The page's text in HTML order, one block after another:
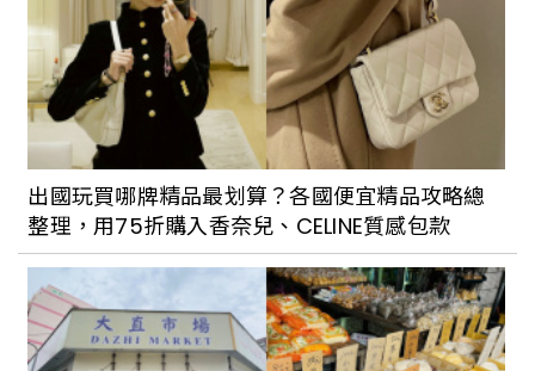
出國玩買哪牌精品最划算？各國便宜精品攻略總
整理，用75折購入香奈兒、CELINE質感包款